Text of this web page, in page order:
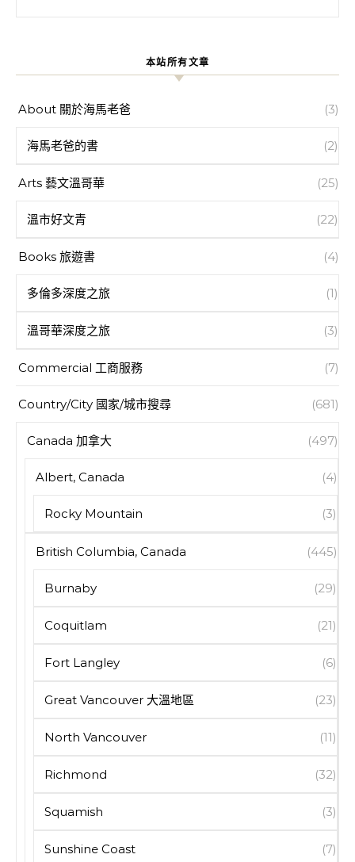
本站所有文章
About 關於海馬老爸 (3)
海馬老爸的書 (2)
Arts 藝文溫哥華 (25)
溫市好文青 (22)
Books 旅遊書 (4)
多倫多深度之旅 (1)
溫哥華深度之旅 (3)
Commercial 工商服務 (7)
Country/City 國家/城市搜尋 (681)
Canada 加拿大 (497)
Albert, Canada (4)
Rocky Mountain (3)
British Columbia, Canada (445)
Burnaby (29)
Coquitlam (21)
Fort Langley (6)
Great Vancouver 大溫地區 (23)
North Vancouver (11)
Richmond (32)
Squamish (3)
Sunshine Coast (7)